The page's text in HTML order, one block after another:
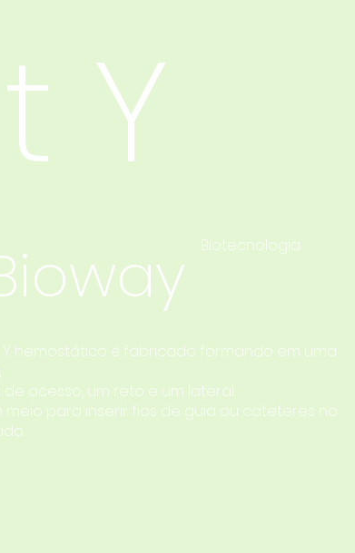
Y
Biotecnologia
hemostático é fabricado formando em uma
de acesso, um reto e um lateral.
meio para inserir fios de guia ou cateteres no